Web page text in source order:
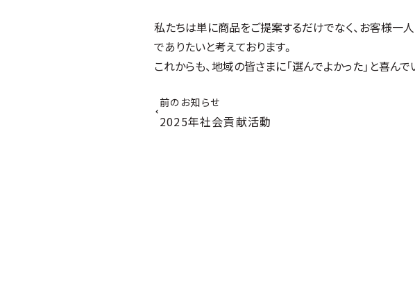
私たちは単に商品をご提案するだけでなく、お客様一
でありたいと考えております。
これからも、地域の皆さまに「選んでよかった」と喜ん
前のお知らせ
2025年社会貢献活動